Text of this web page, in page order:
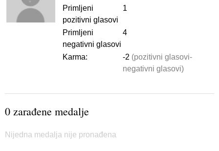
Primljeni
pozitivni glasovi
1
Primljeni
negativni glasovi
4
Karma: -2 (pozitivni glasovi-
negativni glasovi)
0 zarađene medalje
Nijedna medalja nije pronađena